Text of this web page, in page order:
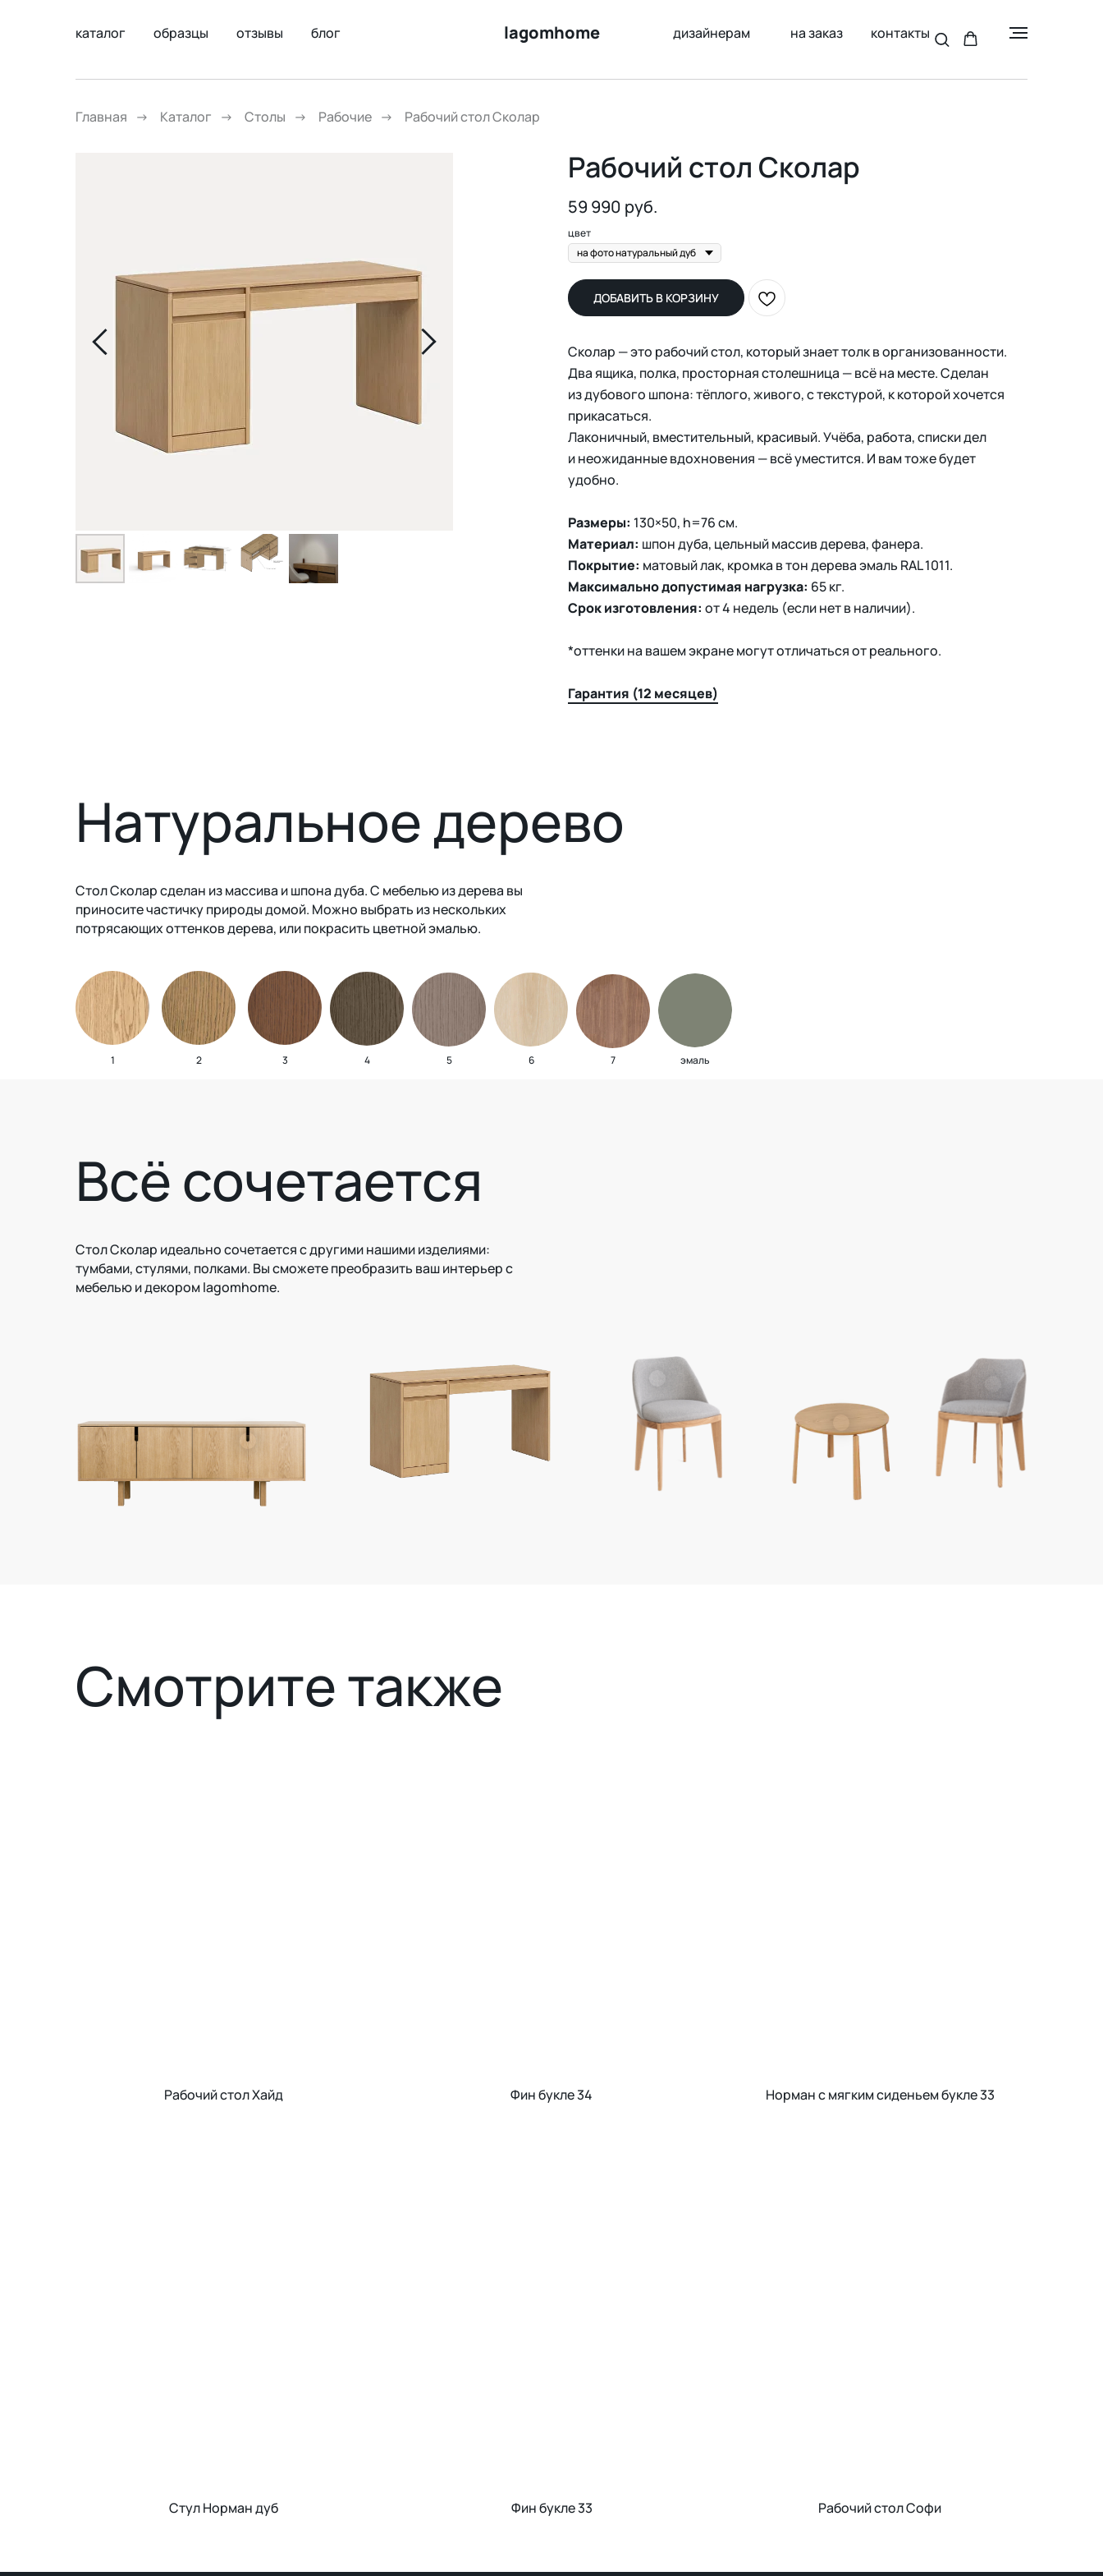
lagomhome
каталог образцы отзывы блог дизайнерам на заказ контакты
Главная → Каталог → Столы → Рабочие → Рабочий стол Сколар
Рабочий стол Сколар
59 990 руб.
цвет
ДОБАВИТЬ В КОРЗИНУ
Сколар — это рабочий стол, который знает толк в организованности.
Два ящика, полка, просторная столешница — всё на месте. Сделан
из дубового шпона: тёплого, живого, с текстурой, к которой хочется
прикасаться.
Лаконичный, вместительный, красивый. Учёба, работа, списки дел
и неожиданные вдохновения — всё уместится. И вам тоже будет
удобно.
Размеры: 130×50, h=76 см.
Материал: шпон дуба, цельный массив дерева, фанера.
Покрытие: матовый лак, кромка в тон дерева эмаль RAL 1011.
Максимально допустимая нагрузка: 65 кг.
Срок изготовления: от 4 недель (если нет в наличии).
*оттенки на вашем экране могут отличаться от реального.
Гарантия (12 месяцев)
Натуральное дерево
Стол Сколар сделан из массива и шпона дуба. С мебелью из дерева вы
приносите частичку природы домой. Можно выбрать из нескольких
потрясающих оттенков дерева, или покрасить цветной эмалью.
1 2 3 4 5 6 7 эмаль
Всё сочетается
Стол Сколар идеально сочетается с другими нашими изделиями:
тумбами, стулями, полками. Вы сможете преобразить ваш интерьер с
мебелью и декором lagomhome.
Смотрите также
Рабочий стол Хайд Фин букле 34 Норман с мягким сиденьем букле 33
Стул Норман дуб Фин букле 33 Рабочий стол Софи